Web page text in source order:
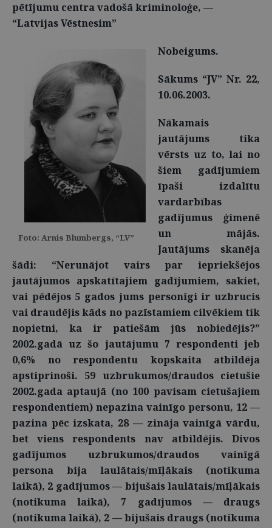
pētījumu centra vadošā kriminoloģe, —
“Latvijas Vēstnesim”
Foto: Arnis Blumbergs, “LV”
Nobeigums.
Sākums “JV” Nr. 22,
10.06.2003.
Nākamais
jautājums tika
vērsts uz to, lai no
šiem gadījumiem
īpaši izdalītu
vardarbības
gadījumus ģimenē
un mājās.
Jautājums skanēja
šādi: “Nerunājot vairs par iepriekšējos
jautājumos apskatītajiem gadījumiem, sakiet,
vai pēdējos 5 gados jums personīgi ir uzbrucis
vai draudējis kāds no pazīstamiem cilvēkiem tik
nopietni, ka ir patiešām jūs nobiedējis?”
2002.gadā uz šo jautājumu 7 respondenti jeb
0,6% no respondentu kopskaita atbildēja
apstiprinoši. 59 uzbrukumos/draudos cietušie
2002.gada aptaujā (no 100 pavisam cietušajiem
respondentiem) nepazina vainīgo personu, 12 —
pazina pēc izskata, 28 — zināja vainīgā vārdu,
bet viens respondents nav atbildējis. Divos
gadījumos uzbrukumos/draudos vainīgā
persona bija laulātais/mīļākais (notikuma
laikā), 2 gadījumos — bijušais laulātais/mīļākais
(notikuma laikā), 7 gadījumos — draugs
(notikuma laikā), 2 — bijušais draugs (notikuma